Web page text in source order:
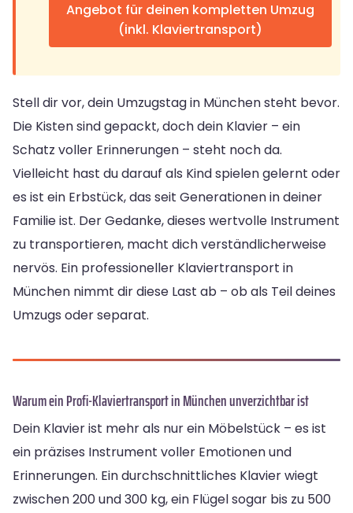
Angebot für deinen kompletten Umzug
(inkl. Klaviertransport)
Stell dir vor, dein Umzugstag in München steht bevor.
Die Kisten sind gepackt, doch dein Klavier – ein
Schatz voller Erinnerungen – steht noch da.
Vielleicht hast du darauf als Kind spielen gelernt oder
es ist ein Erbstück, das seit Generationen in deiner
Familie ist. Der Gedanke, dieses wertvolle Instrument
zu transportieren, macht dich verständlicherweise
nervös. Ein professioneller Klaviertransport in
München nimmt dir diese Last ab – ob als Teil deines
Umzugs oder separat.
Warum ein Profi-Klaviertransport in München unverzichtbar ist
Dein Klavier ist mehr als nur ein Möbelstück – es ist
ein präzises Instrument voller Emotionen und
Erinnerungen. Ein durchschnittliches Klavier wiegt
zwischen 200 und 300 kg, ein Flügel sogar bis zu 500